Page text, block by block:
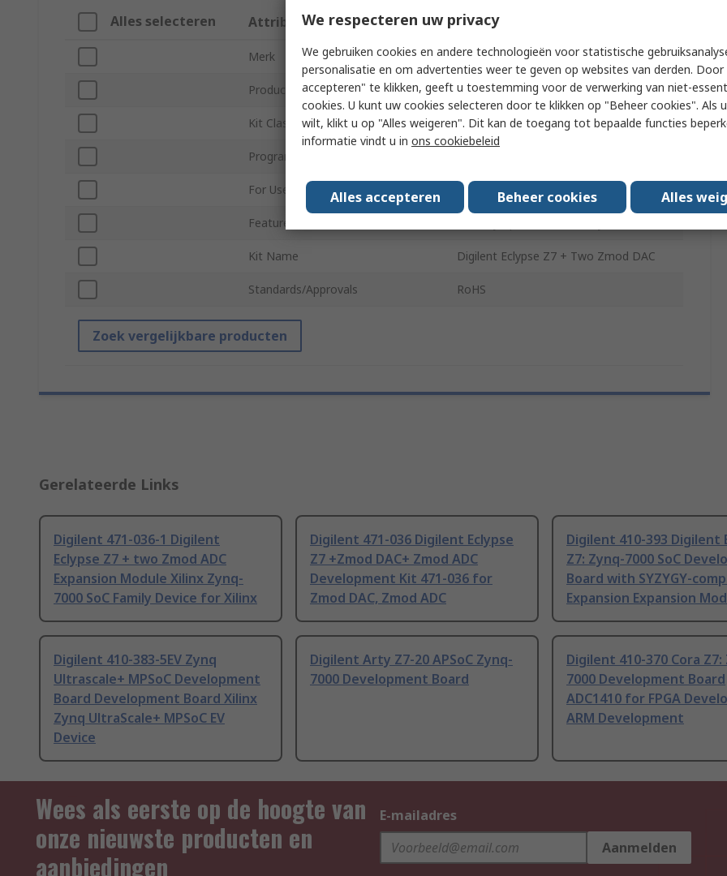
Alles selecteren Attribuut Waarde
Merk Digilent
Product Type Programmable Logic Development Kit
Kit Classification Expansion Module
Programmable Logic Technology
For Use With Xilinx Zynq-7000 SoC Family Device
Featured Device
Kit Name Digilent Eclypse Z7 + Two Zmod DAC
Standards/Approvals RoHS
Zoek vergelijkbare producten
Gerelateerde Links
Digilent 471-036-1 Digilent
Eclypse Z7 + two Zmod ADC
Expansion Module Xilinx Zynq-
7000 SoC Family Device for Xilinx
Digilent 471-036 Digilent Eclypse
Z7 +Zmod DAC+ Zmod ADC
Development Kit 471-036 for
Zmod DAC, Zmod ADC
Digilent 410-393 Digilent
Z7: Zynq-7000 SoC
Board with SYZYGY-
Expansion Expansion
Digilent 410-383-5EV Zynq
Ultrascale+ MPSoC Development
Board Development Board Xilinx
Zynq UltraScale+ MPSoC EV
Device
Digilent Arty Z7-20 APSoC Zynq-
7000 Development Board
Digilent 410-370 Cora Z7:
7000 Development Board
ADC1410 for FPGA
ARM Development
Wees als eerste op de hoogte van
onze nieuwste producten en
aanbiedingen
E-mailadres
Aanmelden
We respecteren uw privacy
We gebruiken cookies en andere technologieën voor statistische
personalisatie en om advertenties weer te geven op websites van derden. Door
accepteren" te klikken, geeft u toestemming voor de verwerking van niet-
cookies. U kunt uw cookies selecteren door te klikken op "Beheer cookies". Als
wilt, klikt u op "Alles weigeren". Dit kan de toegang tot bepaalde functies
informatie vindt u in ons cookiebeleid
Alles accepteren Beheer cookies Alles